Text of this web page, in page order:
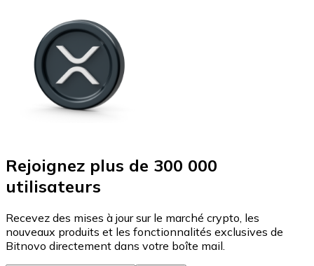
Rejoignez plus de 300 000
utilisateurs
Recevez des mises à jour sur le marché crypto, les
nouveaux produits et les fonctionnalités exclusives de
Bitnovo directement dans votre boîte mail.